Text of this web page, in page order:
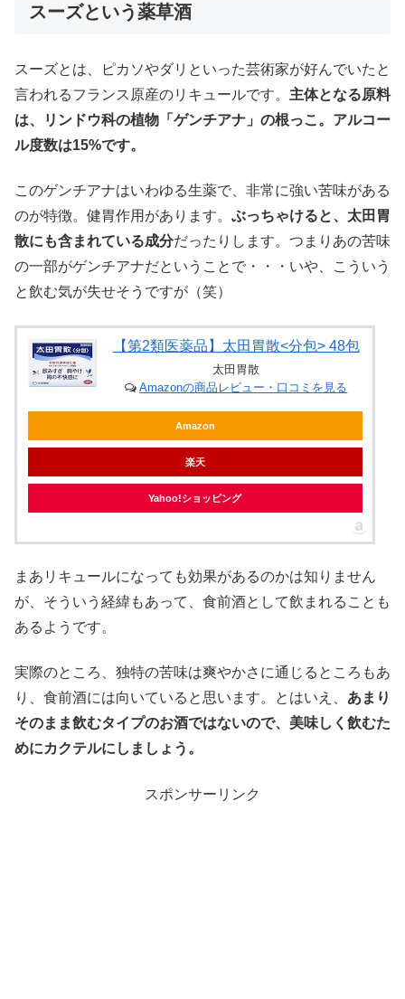
スーズという薬草酒
スーズとは、ピカソやダリといった芸術家が好んでいたと
言われるフランス原産のリキュールです。 主体となる原料
は、リンドウ科の植物「ゲンチアナ」の根っこ。アルコー
ル度数は15%です。
このゲンチアナはいわゆる生薬で、非常に強い苦味がある
のが特徴。健胃作用があります。 ぶっちゃけると、太田胃
散にも含まれている成分だったりします。つまりあの苦味
の一部がゲンチアナだということで・・・いや、こういう
と飲む気が失せそうですが（笑）
【第2類医薬品】太田胃散<分包> 48包
太田胃散
Amazonの商品レビュー・口コミを見る
Amazon
楽天
Yahoo!ショッピング
まあリキュールになっても効果があるのかは知りません
が、そういう経緯もあって、食前酒として飲まれることも
あるようです。
実際のところ、独特の苦味は爽やかさに通じるところもあ
り、食前酒には向いていると思います。とはいえ、 あまり
そのまま飲むタイプのお酒ではないので、美味しく飲むた
めにカクテルにしましょう。
スポンサーリンク